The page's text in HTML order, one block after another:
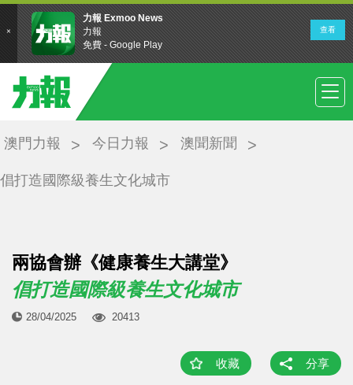
澳門力報 今日力報 澳聞新聞
倡打造國際級養生文化城市
兩協會辦《健康養生大講堂》
倡打造國際級養生文化城市
28/04/2025 20413
收藏 分享